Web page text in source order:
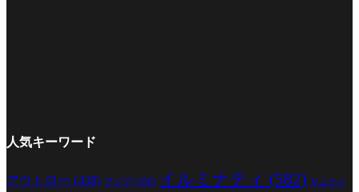
人気キーワード
アウトロー (438) アジア (350) イルミナティ (582) サムライ